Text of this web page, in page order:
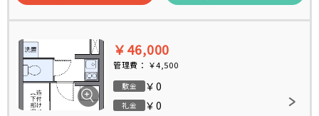
￥46,000
管理費： ￥4,500
敷金 ￥0
礼金
￥0